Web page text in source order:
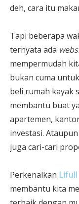
deh, cara itu
Tapi beberapa
ternyata ada
mempermudah
bukan cuma
beli rumah kayak
membantu buat
apartemen,
investasi.
juga cari-cari
Perkenalkan Lifull
membantu kita